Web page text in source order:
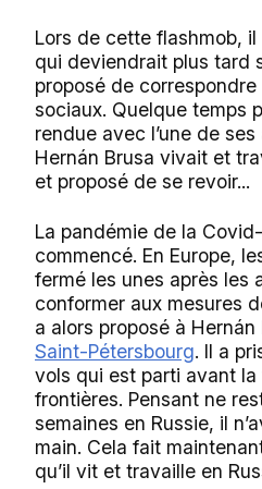
Lors de cette flashmob,
qui deviendrait plus tard
proposé de
sociaux. Quelque temps
rendue avec l’une de
Hernán Brusa vivait et
et proposé de se revoir...
La pandémie de la
commencé. En Europe,
fermé les unes après les
conformer aux mesures
a alors proposé à
Saint-Pétersbourg. Il a
vols qui est parti avant
frontières. Pensant ne
semaines en Russie, il
main. Cela fait
qu’il vit et travaille en